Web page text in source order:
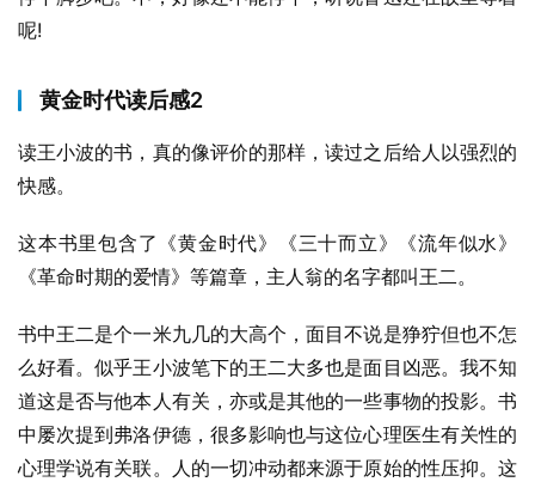
呢!
黄金时代读后感2
读王小波的书，真的像评价的那样，读过之后给人以强烈的
快感。
这本书里包含了《黄金时代》《三十而立》《流年似水》
《革命时期的爱情》等篇章，主人翁的名字都叫王二。
书中王二是个一米九几的大高个，面目不说是狰狞但也不怎
么好看。似乎王小波笔下的王二大多也是面目凶恶。我不知
道这是否与他本人有关，亦或是其他的一些事物的投影。书
中屡次提到弗洛伊德，很多影响也与这位心理医生有关性的
心理学说有关联。人的一切冲动都来源于原始的性压抑。这